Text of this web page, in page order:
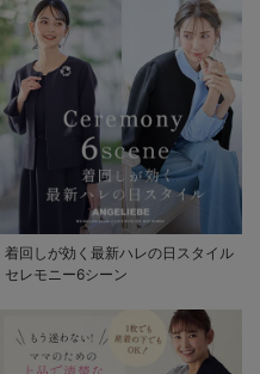
着回しが効く最新ハレの日スタイル
セレモニー6シーン